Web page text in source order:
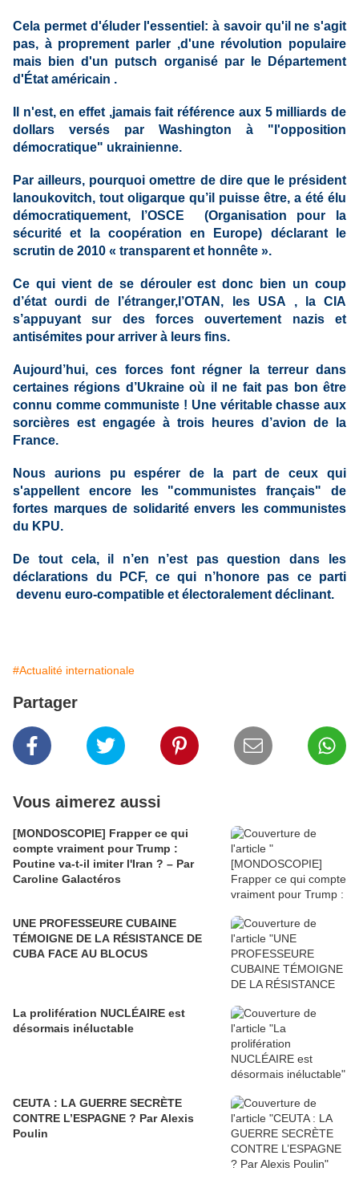
Cela permet d'éluder l'essentiel: à savoir qu'il ne s'agit
pas, à proprement parler ,d'une révolution populaire
mais bien d'un putsch organisé par le Département
d'État américain .
Il n'est, en effet ,jamais fait référence aux 5 milliards de
dollars versés par Washington à "l'opposition
démocratique" ukrainienne.
Par ailleurs, pourquoi omettre de dire que le président
Ianoukovitch, tout oligarque qu’il puisse être, a été élu
démocratiquement, l’OSCE (Organisation pour la
sécurité et la coopération en Europe) déclarant le
scrutin de 2010 « transparent et honnête ».
Ce qui vient de se dérouler est donc bien un coup
d’état ourdi de l’étranger,l’OTAN, les USA , la CIA
s’appuyant sur des forces ouvertement nazis et
antisémites pour arriver à leurs fins.
Aujourd’hui, ces forces font régner la terreur dans
certaines régions d’Ukraine où il ne fait pas bon être
connu comme communiste ! Une véritable chasse aux
sorcières est engagée à trois heures d’avion de la
France.
Nous aurions pu espérer de la part de ceux qui
s'appellent encore les "communistes français" de
fortes marques de solidarité envers les communistes
du KPU.
De tout cela, il n’en n’est pas question dans les
déclarations du PCF, ce qui n’honore pas ce parti
devenu euro-compatible et électoralement déclinant.
#Actualité internationale
Partager
Vous aimerez aussi
[MONDOSCOPIE] Frapper ce qui
compte vraiment pour Trump :
Poutine va-t-il imiter l'Iran ? – Par
Caroline Galactéros
UNE PROFESSEURE CUBAINE
TÉMOIGNE DE LA RÉSISTANCE DE
CUBA FACE AU BLOCUS
La prolifération NUCLÉAIRE est
désormais inéluctable
CEUTA : LA GUERRE SECRÈTE
CONTRE L’ESPAGNE ? Par Alexis
Poulin